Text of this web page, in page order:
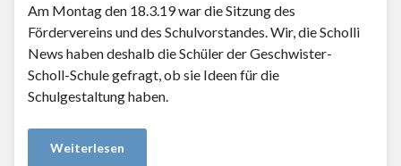
Am Montag den 18.3.19 war die Sitzung des
Fördervereins und des Schulvorstandes. Wir, die Scholli
News haben deshalb die Schüler der Geschwister-
Scholl-Schule gefragt, ob sie Ideen für die
Schulgestaltung haben.
Weiterlesen